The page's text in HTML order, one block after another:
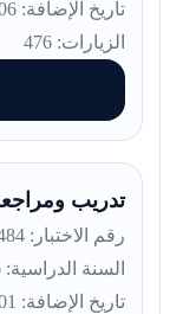
تاريخ الإضافة: 06-05-2026
الزيارات: 476
تدريب ومراجعة
رقم الاختبار: 484
السنة الدراسية: 2025/2026
تاريخ الإضافة: 01-05-2026